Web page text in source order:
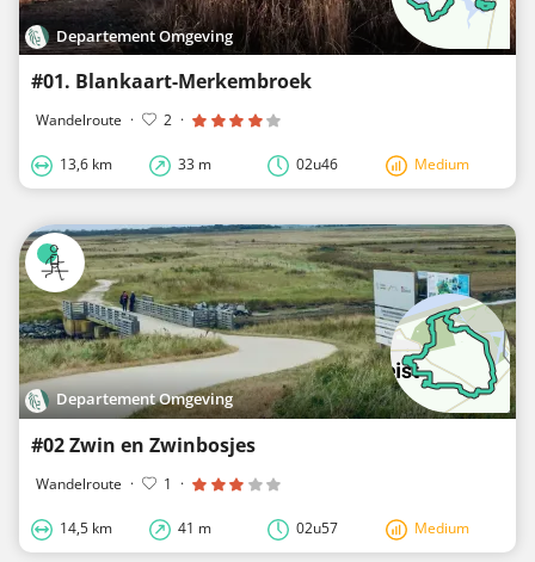
Departement Omgeving
#01. Blankaart-Merkembroek
Wandelroute · 2 ·
13,6 km 33 m 02u46 Medium
Departement Omgeving
#02 Zwin en Zwinbosjes
Wandelroute · 1 ·
14,5 km 41 m 02u57 Medium